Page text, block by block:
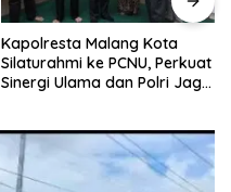
Kapolresta Malang Kota
Silaturahmi ke PCNU, Perkuat
Sinergi Ulama dan Polri Jaga